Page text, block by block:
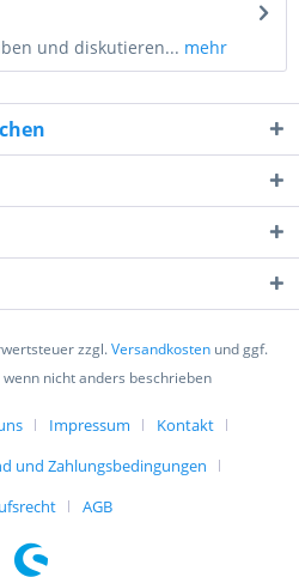
gelesen,
*
und diskutieren... mehr
zzgl.Versandkosten und ggf.
nicht anders beschrieben
Impressum
Kontakt
und Zahlungsbedingungen
AGB